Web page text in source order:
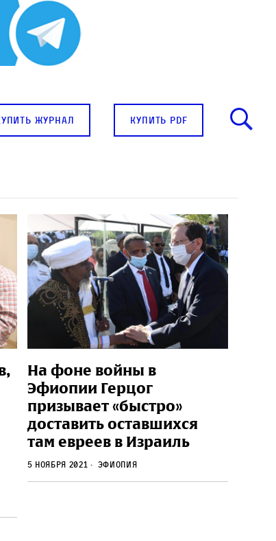
журнал купить pdf
На фоне войны в
Эфиопии Герцог
призывает «быстро»
доставить оставшихся
там евреев в Израиль
5 ноября 2021 Эфиопия